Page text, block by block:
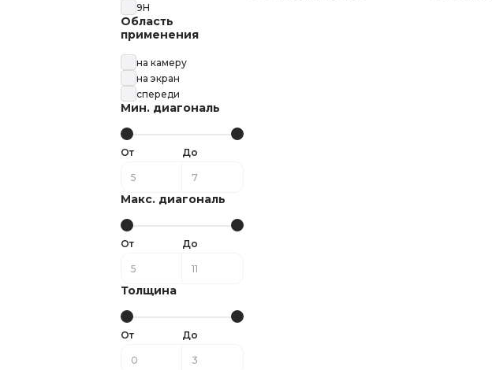
9H
Область
применения
на камеру
на экран
спереди
Мин. диагональ
От До
Макс. диагональ
От До
Толщина
От До